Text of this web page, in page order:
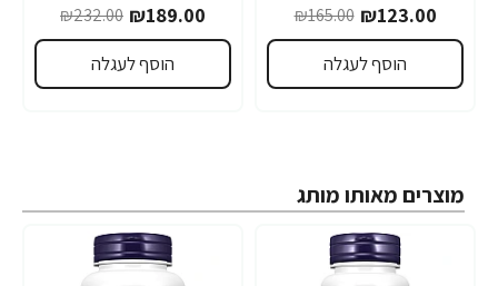
₪123.00
₪165.00
הוסף לעגלה
₪189.00
₪232.00
הוסף לעגלה
מוצרים מאותו מותג